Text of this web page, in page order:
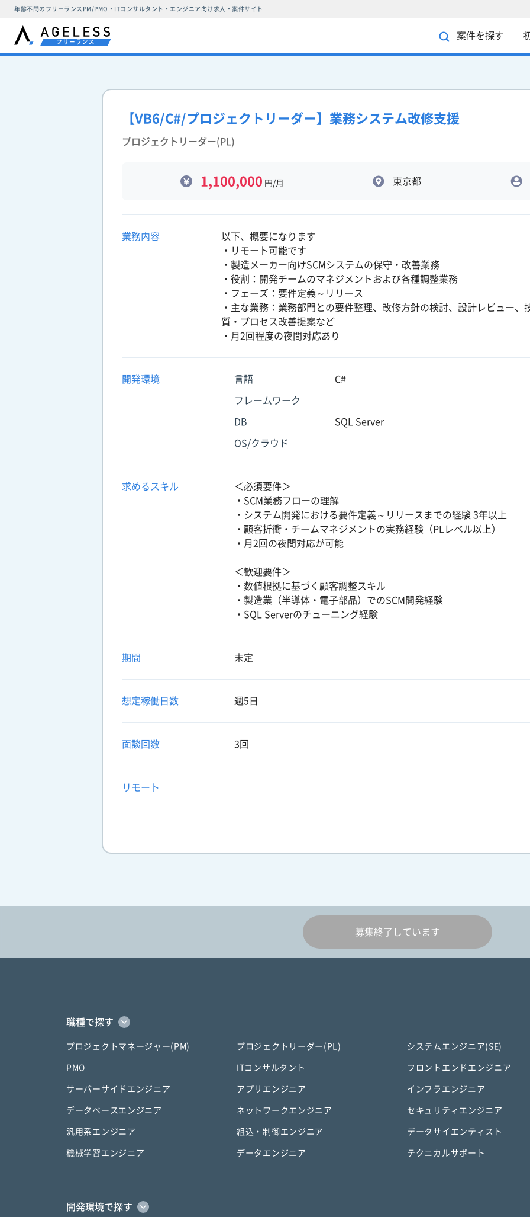
年齢不問のフリーランスPM/PMO・ITコンサルタント・エンジニア向け求人・案件サイト
案件を探す
【VB6/C#/プロジェクトリーダー】業務システム改修支援
プロジェクトリーダー(PL)
1,100,000 円/月 東京都
業務内容
以下、概要になります
・リモート可能です
・製造メーカー向けSCMシステムの保守・改善業務
・役割：開発チームのマネジメントおよび各種調整業務
・フェーズ：要件定義～リリース
・主な業務：業務部門との要件整理、改修方針の検討、設計レビュー、
質・プロセス改善提案など
・月2回程度の夜間対応あり
開発環境 言語 C#
フレームワーク
DB SQL Server
OS/クラウド
求めるスキル
＜必須要件＞
・SCM業務フローの理解
・システム開発における要件定義～リリースまでの経験 3年以上
・顧客折衝・チームマネジメントの実務経験（PLレベル以上）
・月2回の夜間対応が可能
＜歓迎要件＞
・数値根拠に基づく顧客調整スキル
・製造業（半導体・電子部品）でのSCM開発経験
・SQL Serverのチューニング経験
期間 未定
想定稼働日数 週5日
面談回数 3回
リモート
募集終了しています
職種で探す
プロジェクトマネージャー(PM) プロジェクトリーダー(PL) システムエンジニア(SE)
PMO ITコンサルタント フロントエンドエンジニア
サーバーサイドエンジニア アプリエンジニア インフラエンジニア
データベースエンジニア ネットワークエンジニア セキュリティエンジニア
汎用系エンジニア 組込・制御エンジニア データサイエンティスト
機械学習エンジニア データエンジニア テクニカルサポート
開発環境で探す